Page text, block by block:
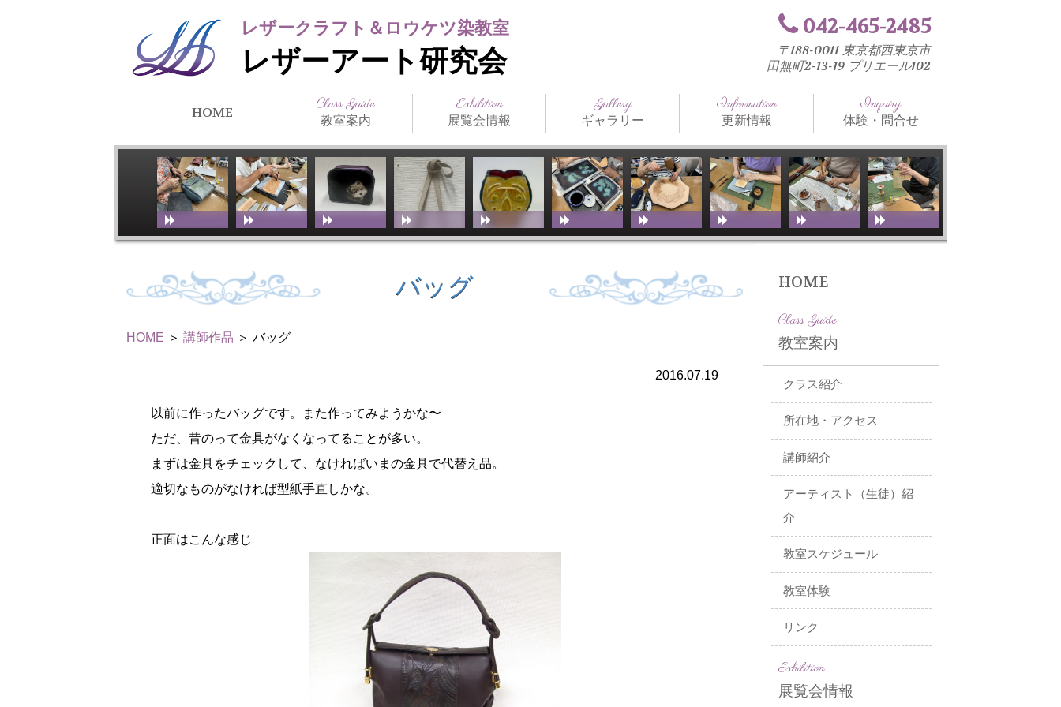
レザークラフト＆ロウケツ染教室
レザーアート研究会
042-465-2485
〒188-0011 東京都西東京市
田無町2-13-19 プリエール102
HOME Class Guide
教室案内
クラス紹介
所在地・アクセス
講師紹介
アーティスト（生
徒）紹介
教室スケジュール
教室体験
リンク
Exhibition
展覧会情報
まつだみちこ個展
教室展覧会
その他展覧会
日本の公募展
ILCE（International
Leather Craft
Exhibition）
日本革工芸展
海外の公募展
IFoLG
World Leather
Debut(Sheridan)
Gallery
ギャラリー
講師作品
生徒作品
作品別一覧
技法別一覧
販売品
メディア掲載
Information
更新情報
お知らせ
技法と工具
教室ブログ
Inquiry
体験・問合せ
バッグ
HOME ＞講師作品 ＞ バッグ
2016.07.19
以前に作ったバッグです。また作ってみようかな〜
ただ、昔のって金具がなくなってることが多い。
まずは金具をチェックして、なければいまの金具で代替え品。
適切なものがなければ型紙手直しかな。
正面はこんな感じ
HOME
Class Guide
教室案内
クラス紹介
所在地・アクセス
講師紹介
アーティスト（生徒）紹
介
教室スケジュール
教室体験
リンク
Exhibition
展覧会情報